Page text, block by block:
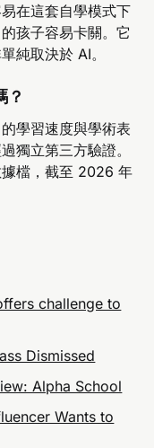
在這套自學模式下
孩子容易卡關。它
純取決於 AI。
？
學習速度與學術表
獨立第三方驗證。
檔，截至 2026 年
challenge to
Dismissed
Alpha School
Wants to